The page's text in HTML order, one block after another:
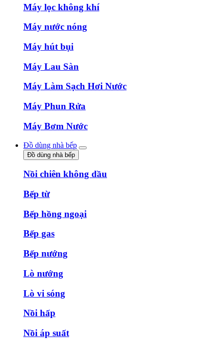
Máy lọc không khí
Máy nước nóng
Máy hút bụi
Máy Lau Sàn
Máy Làm Sạch Hơi Nước
Máy Phun Rửa
Máy Bơm Nước
Đồ dùng nhà bếp
Đồ dùng nhà bếp
Nồi chiên không dầu
Bếp từ
Bếp hồng ngoại
Bếp gas
Bếp nướng
Lò nướng
Lò vi sóng
Nồi hấp
Nồi áp suất